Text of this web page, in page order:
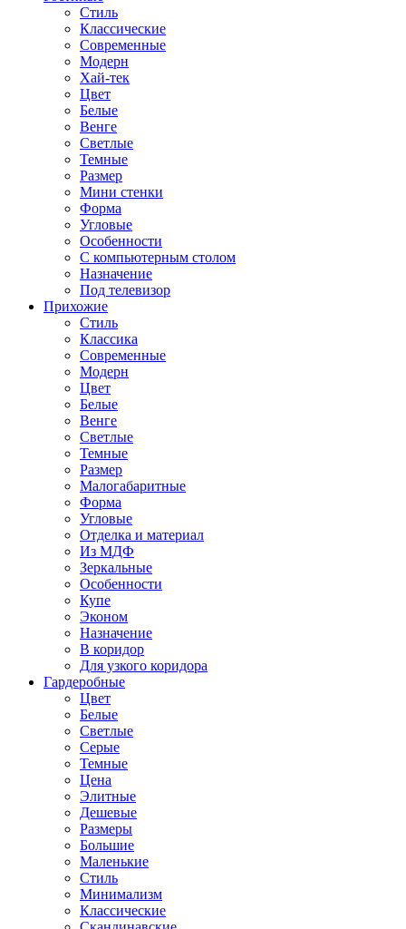
Стиль
Классические
Современные
Модерн
Хай-тек
Цвет
Белые
Венге
Светлые
Темные
Размер
Мини стенки
Форма
Угловые
Особенности
С компьютерным столом
Назначение
Под телевизор
Прихожие
Стиль
Классика
Современные
Модерн
Цвет
Белые
Венге
Светлые
Темные
Размер
Малогабаритные
Форма
Угловые
Отделка и материал
Из МДФ
Зеркальные
Особенности
Купе
Эконом
Назначение
В коридор
Для узкого коридора
Гардеробные
Цвет
Белые
Светлые
Серые
Темные
Цена
Элитные
Дешевые
Размеры
Большие
Маленькие
Стиль
Минимализм
Классические